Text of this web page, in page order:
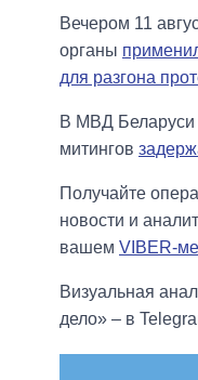
Вечером 11
органы
для разгона
В МВД Беларуси
митингов
Получайте
новости и
вашем VIBER-
Визуальная
дело» – в